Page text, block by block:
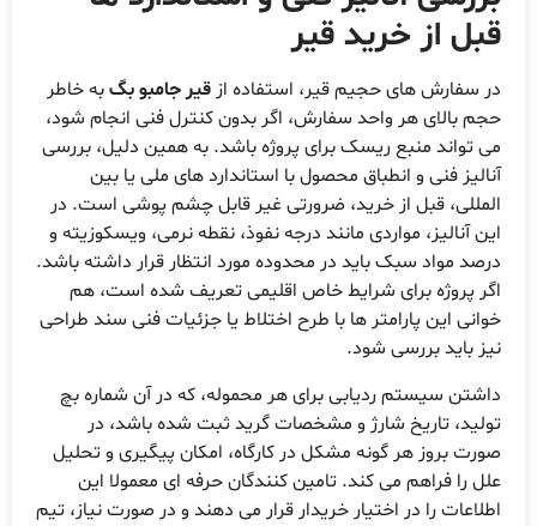
از خرید قیر
سفارش های حجیم قیر، استفاده ازقیر جامبو بگبه خاطر
بالای هر واحد سفارش، اگر بدون کنترل فنی انجام شود،
تواند منبع ریسک برای پروژه باشد. به همین دلیل، بررسی
فنی و انطباق محصول با استاندارد های ملی یا بین
قبل از خرید، ضرورتی غیر قابل چشم پوشی است. در
آنالیز، مواردی مانند درجه نفوذ، نقطه نرمی، ویسکوزیته و
مواد سبک باید در محدوده مورد انتظار قرار داشته باشد.
پروژه برای شرایط خاص اقلیمی تعریف شده است، هم
این پارامتر ها با طرح اختلاط یا جزئیات فنی سند طراحی
باید بررسی شود.
سیستم ردیابی برای هر محموله، که در آن شماره بچ
تاریخ شارژ و مشخصات گرید ثبت شده باشد، در
بروز هر گونه مشکل در کارگاه، امکان پیگیری و تحلیل
را فراهم می کند. تامین کنندگان حرفه ای معمولا این
را در اختیار خریدار قرار می دهند و در صورت نیاز، تیم